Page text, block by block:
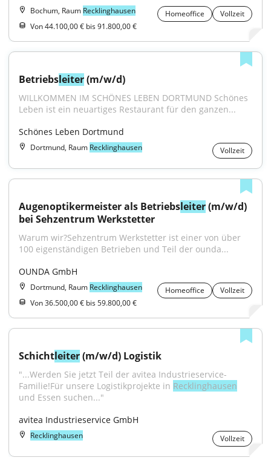
Bochum, Raum Recklinghausen Homeoffice
Vollzeit
Von 44.100,00 € bis 91.800,00 €
Betriebsleiter (m/w/d)
WILLKOMMEN IM SCHÖNES LEBEN DORTMUND Schönes
Leben ist ein neuartiges Restaurant für den ganzen...
Schönes Leben Dortmund
Dortmund, Raum Recklinghausen Vollzeit
Augenoptikermeister als Betriebsleiter (m/w/d)
bei Sehzentrum Werkstetter
Warum wir?Sehzentrum Werkstetter ist einer von über
100 eigenständigen Betrieben und Teil der ounda...
OUNDA GmbH
Dortmund, Raum Recklinghausen Homeoffice
Vollzeit
Von 36.500,00 € bis 59.800,00 €
Schichtleiter (m/w/d) Logistik
"...Werden Sie jetzt Teil der avitea Industrieservice-
Familie!Für unsere Logistikprojekte in Recklinghausen
und Essen suchen..."
avitea Industrieservice GmbH
Recklinghausen Vollzeit